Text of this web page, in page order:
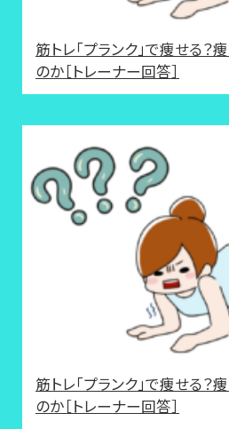
筋トレ「プランク」で痩せる？
のか［トレーナー回答］
筋トレ「プランク」で痩せる？
のか［トレーナー回答］